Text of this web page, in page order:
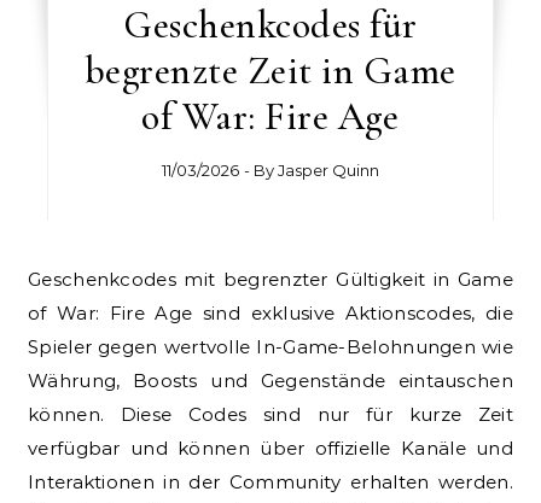
Geschenkcodes für
begrenzte Zeit in Game
of War: Fire Age
11/03/2026 - ByJasper Quinn
Geschenkcodes mit begrenzter Gültigkeit in Game
of War: Fire Age sind exklusive Aktionscodes, die
Spieler gegen wertvolle In-Game-Belohnungen wie
Währung, Boosts und Gegenstände eintauschen
können. Diese Codes sind nur für kurze Zeit
verfügbar und können über offizielle Kanäle und
Interaktionen in der Community erhalten werden.